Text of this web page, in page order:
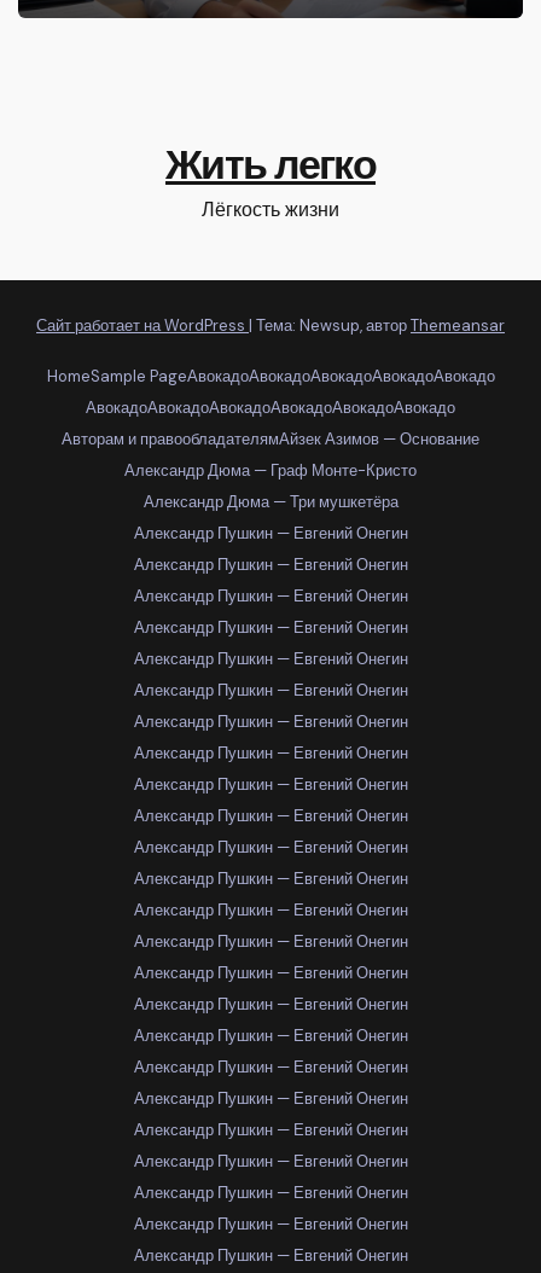
Жить легко
Лёгкость жизни
Сайт работает на WordPress | Тема: Newsup, авторThemeansar
HomeSample PageАвокадоАвокадоАвокадоАвокадоАвокадо
АвокадоАвокадоАвокадоАвокадоАвокадоАвокадо
Авторам и правообладателямАйзек Азимов — Основание
Александр Дюма — Граф Монте-Кристо
Александр Дюма — Три мушкетёра
Александр Пушкин — Евгений Онегин
Александр Пушкин — Евгений Онегин
Александр Пушкин — Евгений Онегин
Александр Пушкин — Евгений Онегин
Александр Пушкин — Евгений Онегин
Александр Пушкин — Евгений Онегин
Александр Пушкин — Евгений Онегин
Александр Пушкин — Евгений Онегин
Александр Пушкин — Евгений Онегин
Александр Пушкин — Евгений Онегин
Александр Пушкин — Евгений Онегин
Александр Пушкин — Евгений Онегин
Александр Пушкин — Евгений Онегин
Александр Пушкин — Евгений Онегин
Александр Пушкин — Евгений Онегин
Александр Пушкин — Евгений Онегин
Александр Пушкин — Евгений Онегин
Александр Пушкин — Евгений Онегин
Александр Пушкин — Евгений Онегин
Александр Пушкин — Евгений Онегин
Александр Пушкин — Евгений Онегин
Александр Пушкин — Евгений Онегин
Александр Пушкин — Евгений Онегин
Александр Пушкин — Евгений Онегин